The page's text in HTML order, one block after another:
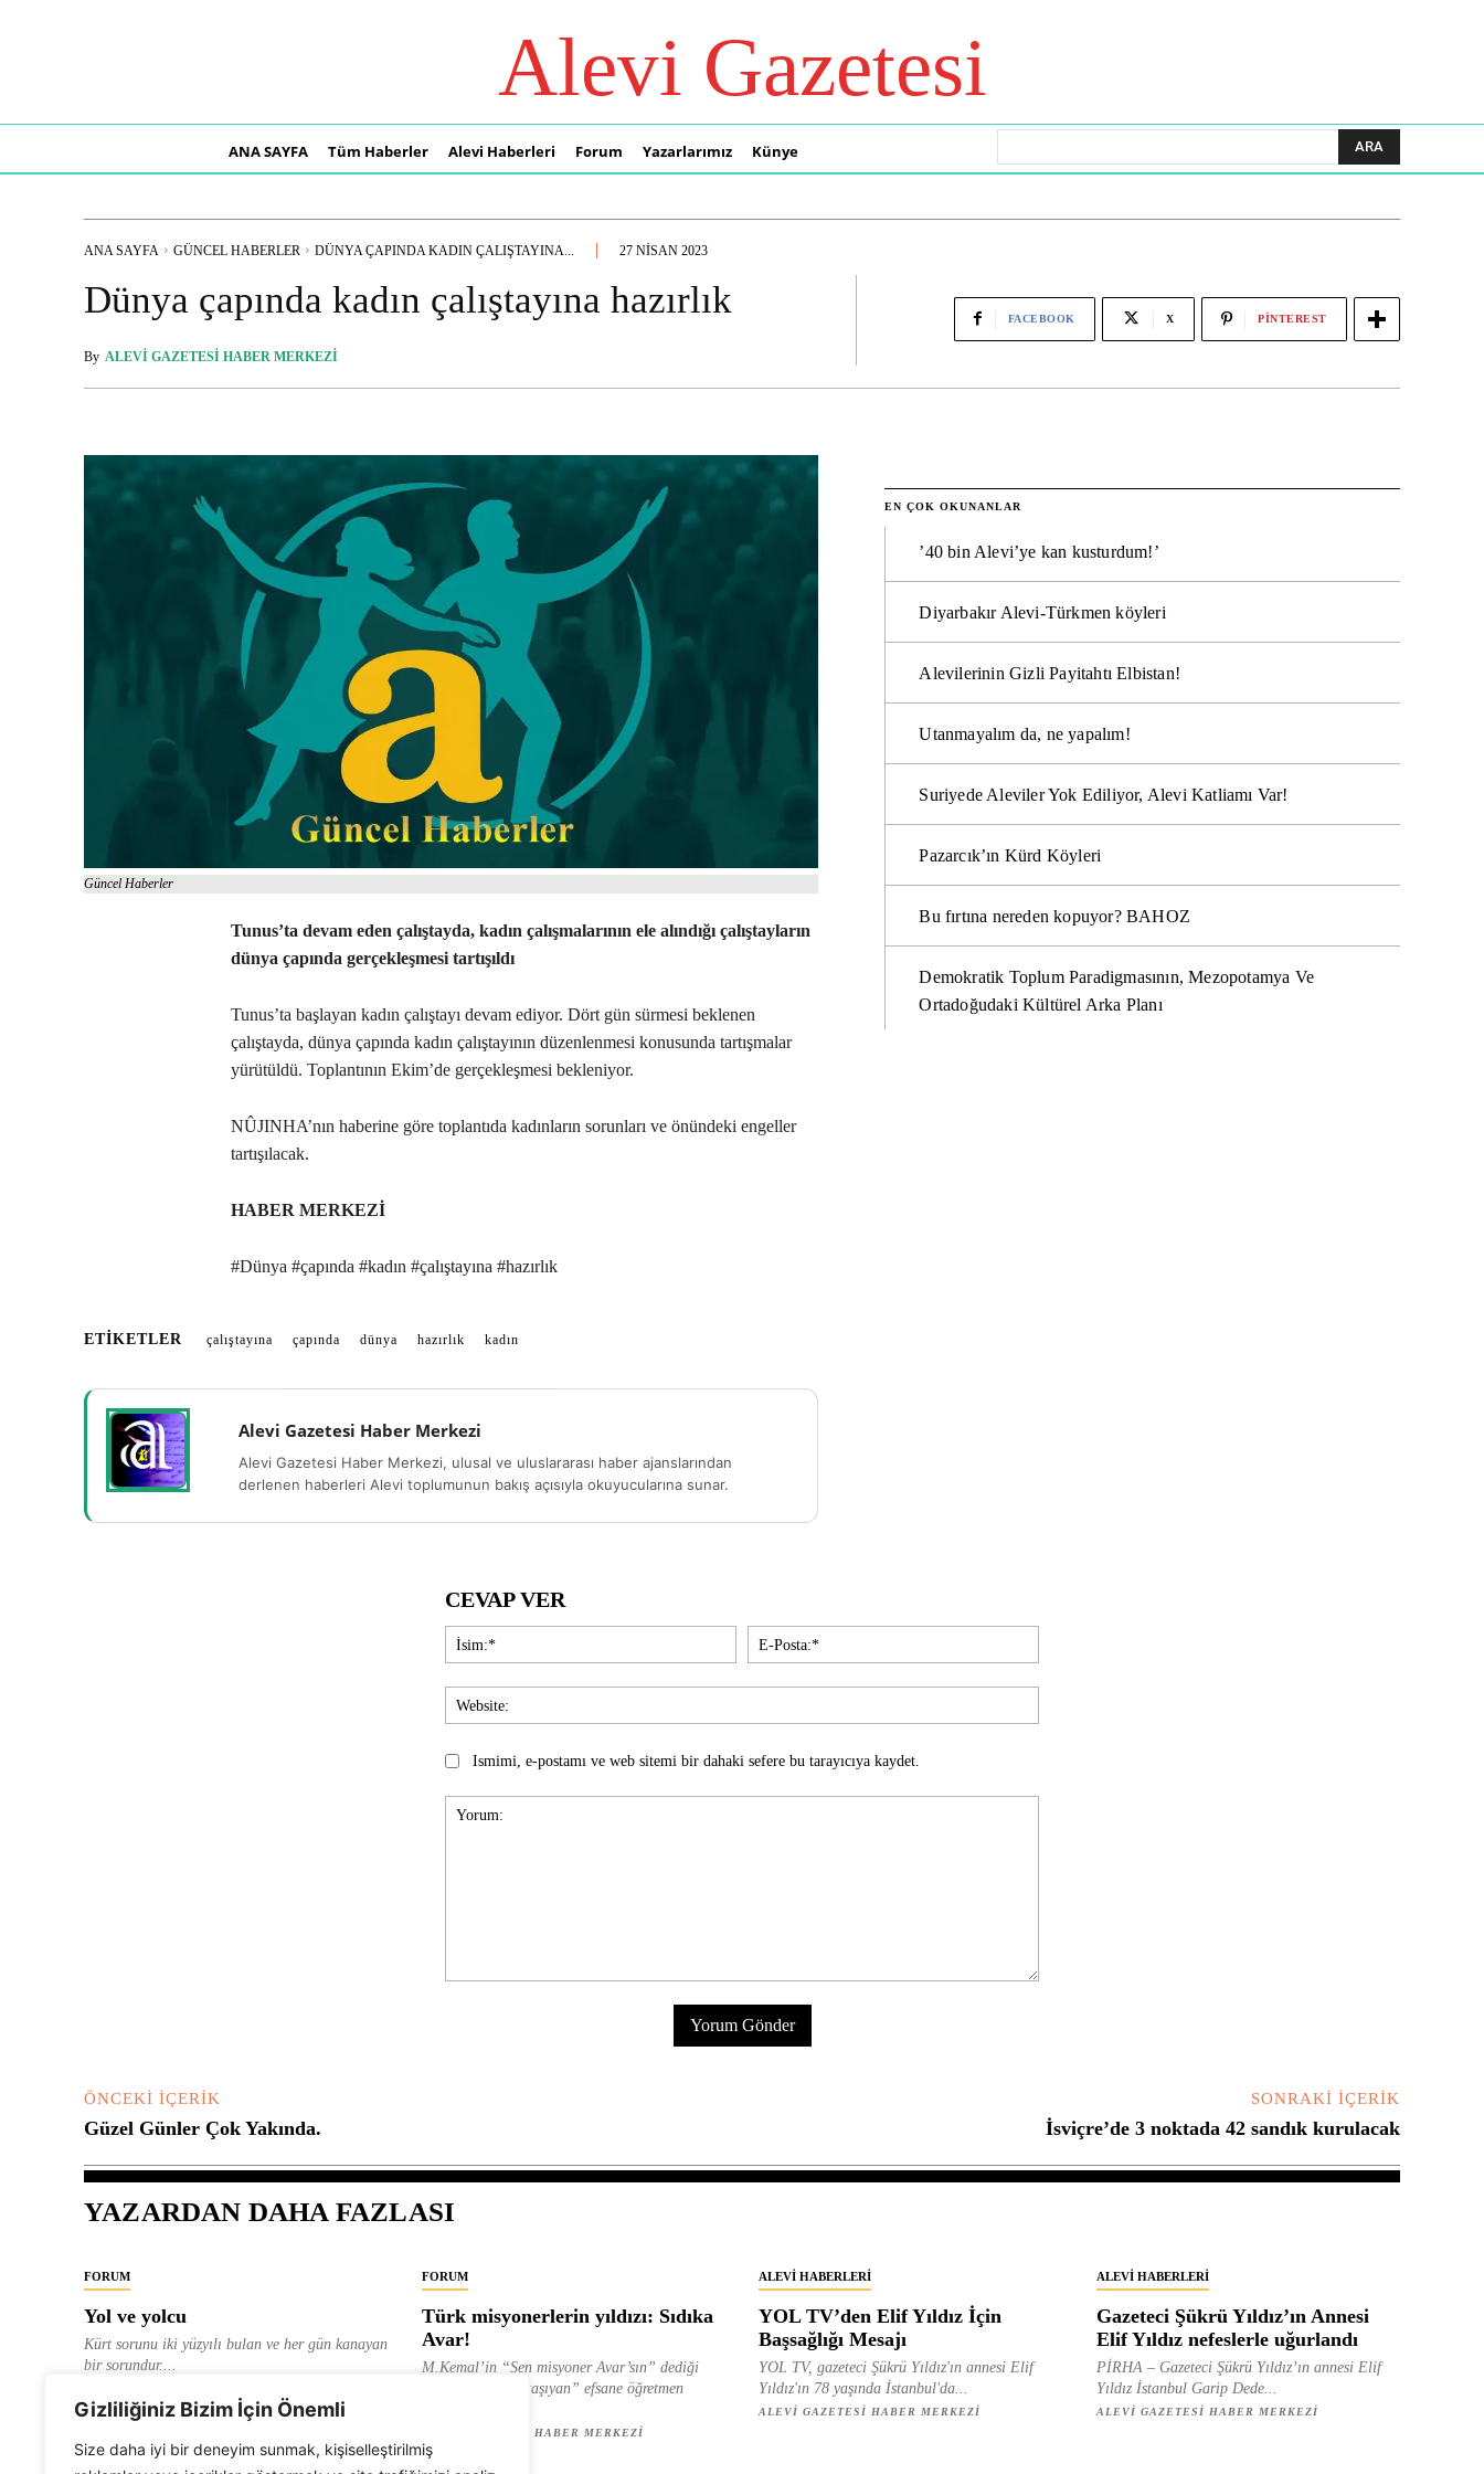
Gizliliğiniz Bizim İçin Önemli
Size daha iyi bir deneyim sunmak, kişiselleştirilmiş
Alevi Gazetesi
ANA SAYFA Tüm Haberler Alevi Haberleri Forum Yazarlarımız Künye ARA
ANA SAYFA GÜNCEL HABERLER DÜNYA ÇAPINDA KADIN ÇALIŞTAYINA... 27 NISAN 2023
Dünya çapında kadın çalıştayına hazırlık
By ALEVI GAZETESI HABER MERKEZI
FACEBOOK X PINTEREST
Güncel Haberler
Tunus’ta devam eden çalıştayda, kadın çalışmalarının ele alındığı çalıştayların
dünya çapında gerçekleşmesi tartışıldı
Tunus’ta başlayan kadın çalıştayı devam ediyor. Dört gün sürmesi beklenen
çalıştayda, dünya çapında kadın çalıştayının düzenlenmesi konusunda tartışmalar
yürütüldü. Toplantının Ekim’de gerçekleşmesi bekleniyor.
NÛJINHA’nın haberine göre toplantıda kadınların sorunları ve önündeki engeller
tartışılacak.
HABER MERKEZİ
#Dünya #çapında #kadın #çalıştayına #hazırlık
ETIKETLER çalıştayına çapında dünya hazırlık kadın
Alevi Gazetesi Haber Merkezi
Alevi Gazetesi Haber Merkezi, ulusal ve uluslararası haber ajanslarından
derlenen haberleri Alevi toplumunun bakış açısıyla okuyucularına sunar.
EN ÇOK OKUNANLAR
’40 bin Alevi’ye kan kusturdum!’
Diyarbakır Alevi-Türkmen köyleri
Alevilerinin Gizli Payitahtı Elbistan!
Utanmayalım da, ne yapalım!
Suriyede Aleviler Yok Ediliyor, Alevi Katliamı Var!
Pazarcık’ın Kürd Köyleri
Bu fırtına nereden kopuyor? BAHOZ
Demokratik Toplum Paradigmasının, Mezopotamya Ve
Ortadoğudaki Kültürel Arka Planı
CEVAP VER
İsim:*
Posta:*
Ismimi, e-postamı ve web sitemi bir dahaki sefere bu tarayıcıya kaydet.
ÖNCEKI İÇERIK
Güzel Günler Çok Yakında.
SONRAKI İÇERIK
İsviçre’de 3 noktada 42 sandık kurulacak
YAZARDAN DAHA FAZLASI
FORUM
Yol ve yolcu
Kürt sorunu iki yüzyılı bulan ve her gün kanayan
bir sorundur....
FORUM
Türk misyonerlerin yıldızı: Sıdıka
Avar!
M.Kemal’in “Sen misyoner Avar’sın” dediği
ve “dağlara ışık taşıyan” efsane öğretmen
ALEVI GAZETESI HABER MERKEZI
ALEVI HABERLERI
YOL TV’den Elif Yıldız İçin
Başsağlığı Mesajı
YOL TV, gazeteci Şükrü Yıldız'ın annesi Elif
Yıldız'ın 78 yaşında İstanbul'da...
ALEVI GAZETESI HABER MERKEZI
ALEVI HABERLERI
Gazeteci Şükrü Yıldız’ın Annesi
Elif Yıldız nefeslerle uğurlandı
PİRHA – Gazeteci Şükrü Yıldız’ın annesi Elif
Yıldız İstanbul Garip Dede...
ALEVI GAZETESI HABER MERKEZI